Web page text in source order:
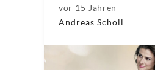
vor 15 Jahren
Andreas Scholl